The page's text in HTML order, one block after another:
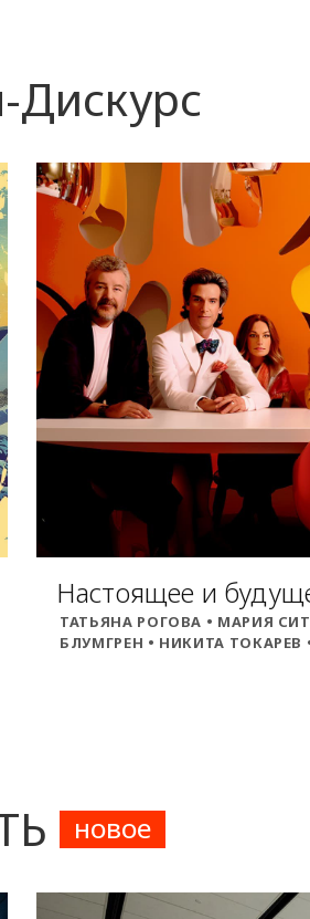
Дискурс
Настоящее и
ТАТЬЯНА РОГОВА • МАРИЯ
БЛУМГРЕН • НИКИТА ТОКАРЕВ
новое